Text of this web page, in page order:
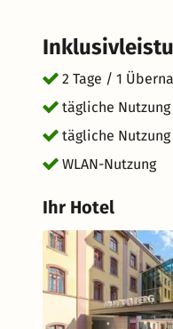
2 Tage / 1
tägliche
tägliche
WLAN-Nutzung
Ihr Hotel